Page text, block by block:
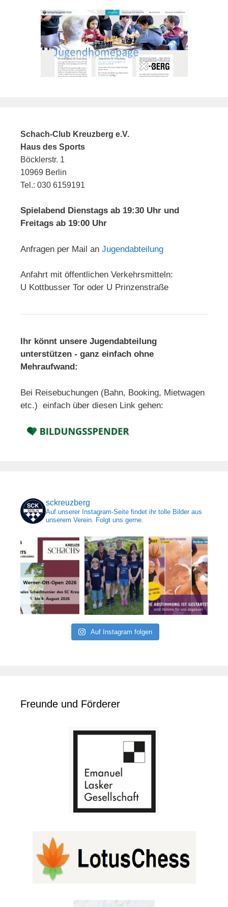
Schach-Club Kreuzberg e.V.
Haus des Sports
Böcklerstr. 1
10969 Berlin
Tel.: 030 6159191
Spielabend Dienstags ab 19:30 Uhr und
Freitags ab 19:00 Uhr
Anfragen per Mail an Jugendabteilung
Anfahrt mit öffentlichen Verkehrsmitteln:
U Kottbusser Tor oder U Prinzenstraße
Ihr könnt unsere Jugendabteilung
unterstützen - ganz einfach ohne
Mehraufwand:
Bei Reisebuchungen (Bahn, Booking, Mietwagen
etc.) einfach über diesen Link gehen:
sckreuzberg
Auf unserer Instagram-Seite findet ihr tolle Bilder aus
unserem Verein. Folgt uns gerne.
Auf Instagram folgen
Freunde und Förderer